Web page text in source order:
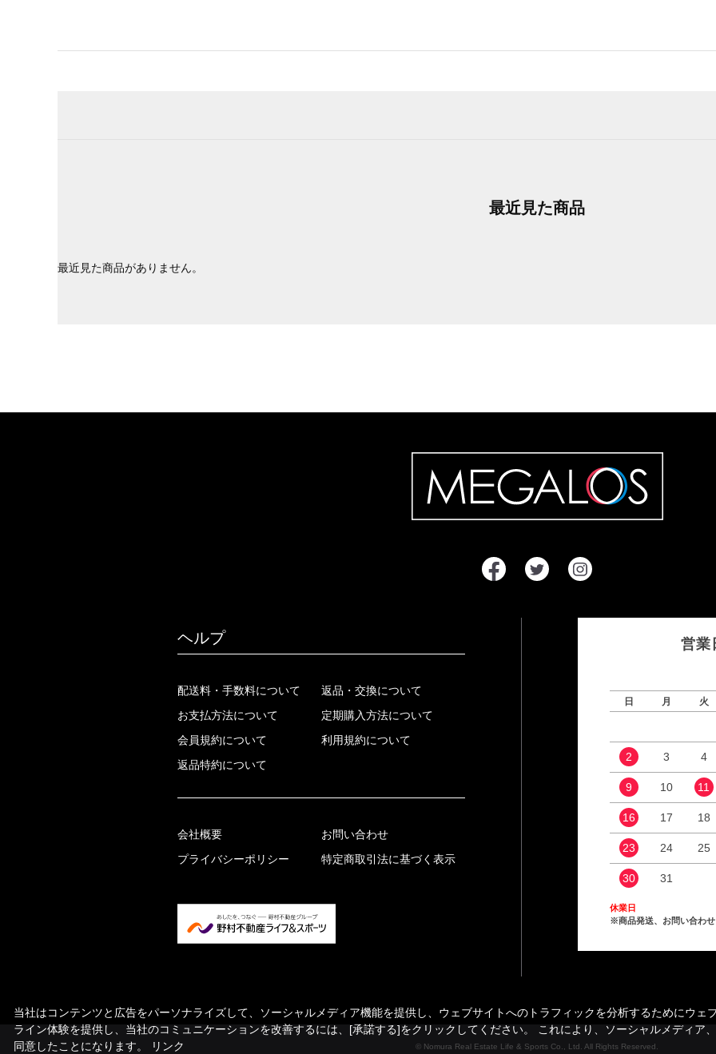
最近見た商品
最近見た商品がありません。
ヘルプ
配送料・手数料について
お支払方法について
会員規約について
返品特約について
返品・交換について
定期購入方法について
利用規約について
会社概要
プライバシーポリシー
お問い合わせ
特定商取引法に基づく表示
営業
日 月 火
2 3 4
9 10 11
16 17 18
23 24 25
30 31
休業日
※商品発送、お問い合わせ
© Nomura Real Estate Life & Sports Co., Ltd. All Rights Reserved.
当社はコンテンツと広告をパーソナライズして、ソーシャルメディア機能を提供し、ウェブサイトへのトラフィックを分析するためにウェ
ライン体験を提供し、当社のコミュニケーションを改善するには、[承諾する]をクリックしてください。 これにより、ソーシャルメディア
同意したことになります。
リンク